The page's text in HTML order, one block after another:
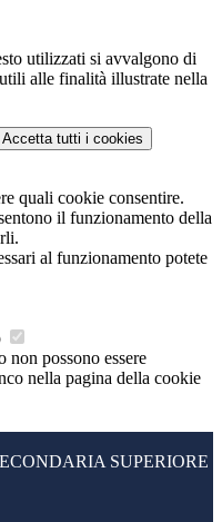
utilizzati si avvalgono di
alle finalità illustrate nella
Accetta tutti i cookies
quali cookie consentire.
il funzionamento della
al funzionamento potete
non possono essere
nella pagina della cookie
SUPERIORE